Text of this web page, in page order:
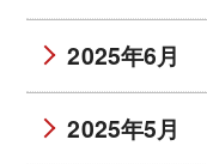
2025年6月
2025年5月